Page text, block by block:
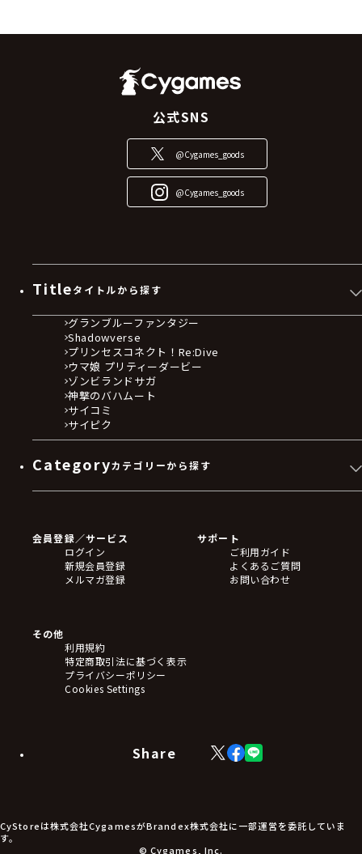
公式SNS
@Cygames_goods
@Cygames_goods
Titleタイトルから探す
グランブルーファンタジー
Shadowverse
プリンセスコネクト！Re:Dive
ウマ娘 プリティーダービー
ゾンビランドサガ
神撃のバハムート
サイコミ
サイピク
Categoryカテゴリーから探す
フィギュア
アクリルスタンド
バッジ
キーホルダー・ストラップ
ステッカー・シール・カード
タペストリー・ポスター
アームサポーター
ブレードホルダー
食品・飲料品
アパレル小物
アクセサリー
会員登録／サービス
ログイン
新規会員登録
メルマガ登録
サポート
ご利用ガイド
よくあるご質問
お問い合わせ
その他
利用規約
特定商取引法に基づく表示
プライバシーポリシー
Cookies Settings
Share
X
(Twitter)
Facebook
LINE
CyStoreは株式会社CygamesがBrandex株式会社に一部運営を委託していま
す。
© Cygames, Inc.